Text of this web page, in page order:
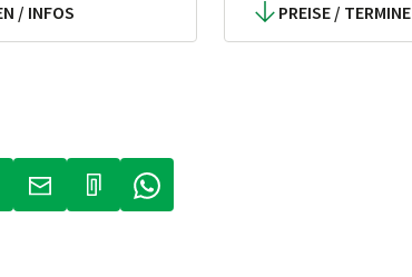
ÖFFNET IN NEUEM TAB)
(LINK ÖFFNET IN NEUEM TAB)(LINK ÖFFNET IN NEUEM TAB)
/ INFOS PREISE / TERMINE